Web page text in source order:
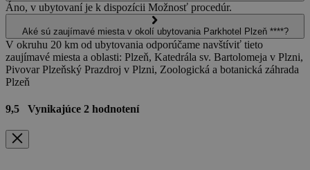
Áno, v ubytovaní je k dispozícii Možnosť procedúr.
Aké sú zaujímavé miesta v okolí ubytovania Parkhotel Plzeň ****?
V okruhu 20 km od ubytovania odporúčame navštíviť tieto
zaujímavé miesta a oblasti: Plzeň, Katedrála sv. Bartolomeja v Plzni,
Pivovar Plzeňský Prazdroj v Plzni, Zoologická a botanická záhrada
Plzeň
9,5 Vynikajúce 2 hodnotení